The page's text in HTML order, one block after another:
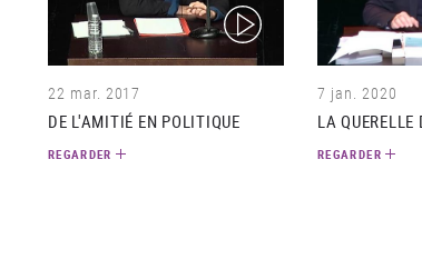
(video)
22 mar. 2017
DE L'AMITIÉ EN POLITIQUE
REGARDER
7 jan. 2020
LA QUERELLE
REGARDER